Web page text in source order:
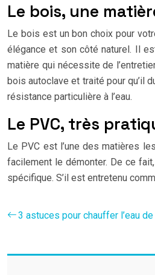
Le bois, une
Le bois est un bon choix pour
élégance et son côté naturel. Il
matière qui nécessite de
bois autoclave et traité pour qu’il
résistance particulière à l’eau.
Le PVC, très
Le PVC est l’une des matières
facilement le démonter. De ce
spécifique. S’il est entretenu
3 astuces pour chauffer l’eau